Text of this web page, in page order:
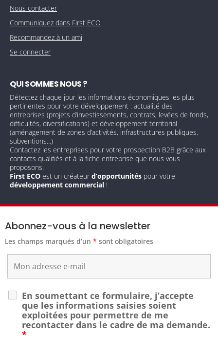
Nous contacter
Communiquez dans First ECO
Recommandez à un ami
Se connecter
QUI SOMMES NOUS ?
Détectez chaque jour les informations économiques les plus
pertinentes pour votre développement : actualité des
entreprises (projets d’investissements, contrats, levées de fonds,
difficultés, diversifications) et développement territorial
(aménagement de zones d’activités, infrastructures publiques,
subventions...)
Contactez les entreprises pour votre prospection B2B grâce aux
contacts qualifiés et à la fiche entreprise que nous vous
proposons.
First ECO est un créateurd’opportunités pour votre
développement commercial !
Abonnez-vous à la newsletter
Les champs marqués d’un * sont obligatoires
En soumettant ce formulaire, j’accepte
que les informations saisies soient
exploitées pour permettre de me
recontacter dans le cadre de ma demande.
*